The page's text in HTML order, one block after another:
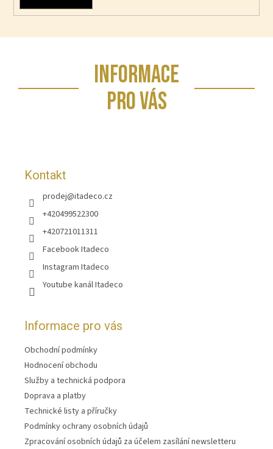
INFORMACE
PRO VÁS
Kontakt
prodej@itadeco.cz
+420499522300
+420721011311
Facebook Itadeco
Instagram Itadeco
Youtube kanál Itadeco
Informace pro vás
Obchodní podmínky
Hodnocení obchodu
Služby a technická podpora
Doprava a platby
Technické listy a příručky
Podmínky ochrany osobních údajů
Zpracování osobních údajů za účelem zasílání newsletteru